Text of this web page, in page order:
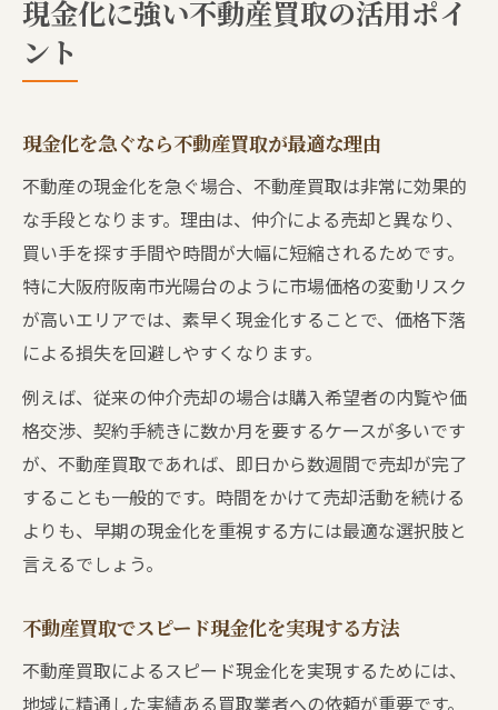
現金化に強い不動産買取の活用ポイ
ント
現金化を急ぐなら不動産買取が最適な理由
不動産の現金化を急ぐ場合、不動産買取は非常に効果的
な手段となります。理由は、仲介による売却と異なり、
買い手を探す手間や時間が大幅に短縮されるためです。
特に大阪府阪南市光陽台のように市場価格の変動リスク
が高いエリアでは、素早く現金化することで、価格下落
による損失を回避しやすくなります。
例えば、従来の仲介売却の場合は購入希望者の内覧や価
格交渉、契約手続きに数か月を要するケースが多いです
が、不動産買取であれば、即日から数週間で売却が完了
することも一般的です。時間をかけて売却活動を続ける
よりも、早期の現金化を重視する方には最適な選択肢と
言えるでしょう。
不動産買取でスピード現金化を実現する方法
不動産買取によるスピード現金化を実現するためには、
地域に精通した実績ある買取業者への依頼が重要です。